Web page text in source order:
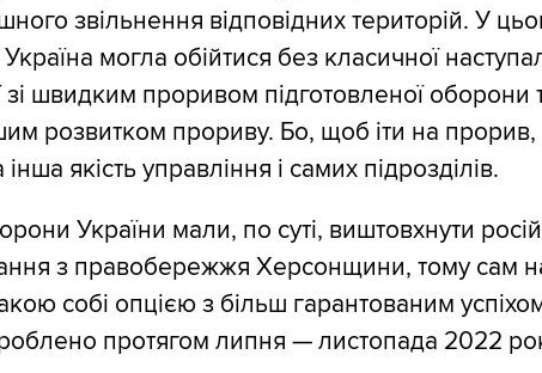
звільнення відповідних територій. У
могла обійтися без класичної
зі швидким проривом підготовленої оборони
розвитком прориву. Бо, щоб іти на прорив,
інша якість управління і самих підрозділів.
України мали, по суті, виштовхнути
з правобережжя Херсонщини, тому сам
собі опцією з більш гарантованим
протягом липня — листопада 2022